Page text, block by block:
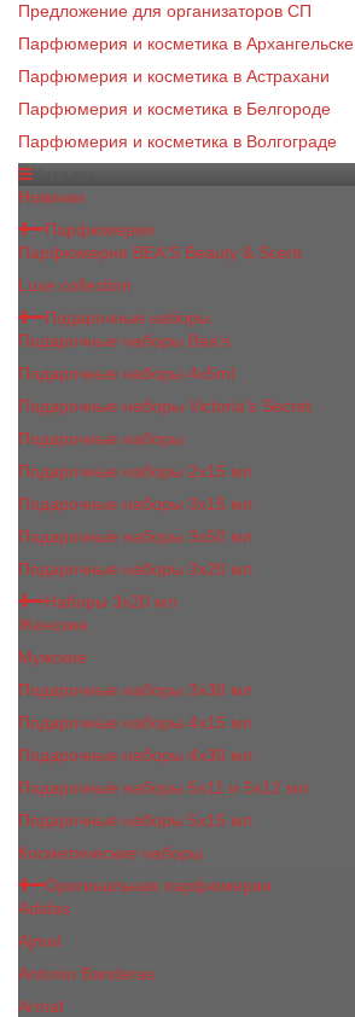
Предложение для организаторов СП
Парфюмерия и косметика в Архангельске
Парфюмерия и косметика в Астрахани
Парфюмерия и косметика в Белгороде
Парфюмерия и косметика в Волгограде
Новинки
Парфюмерия
Парфюмерия BEA'S Beauty & Scent
Luxe collection
Подарочные наборы
Подарочные наборы Bea's
Подарочные наборы 4х5ml
Подарочные наборы Victoria's Secret
Подарочные наборы
Подарочные наборы 2x15 мл
Подарочные наборы 3х15 мл
Подарочные наборы 3x50 мл
Подарочные наборы 3x20 мл
Наборы 3х20 мл
Женские
Мужские
Подарочные наборы 3х30 мл
Подарочные наборы 4x15 мл
Подарочные наборы 4x30 мл
Подарочные наборы 5x11 и 5х12 мл
Подарочные наборы 5x15 мл
Косметические наборы
Оригинальная парфюмерия
Adidas
Ajmal
Antonio Banderas
Armaf